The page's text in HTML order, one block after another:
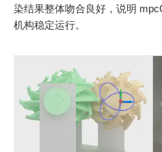
染结果整体吻合良好，说明
机构稳定运行。